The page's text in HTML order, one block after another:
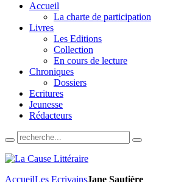
Accueil
La charte de participation
Livres
Les Editions
Collection
En cours de lecture
Chroniques
Dossiers
Ecritures
Jeunesse
Rédacteurs
AccueilLes EcrivainsJane Sautière